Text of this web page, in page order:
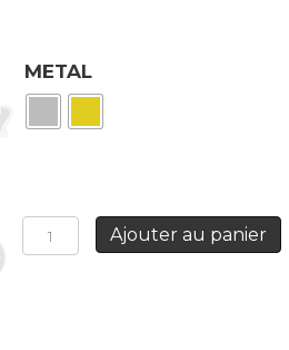
METAL
quantité
Collier
Ajouter au panier